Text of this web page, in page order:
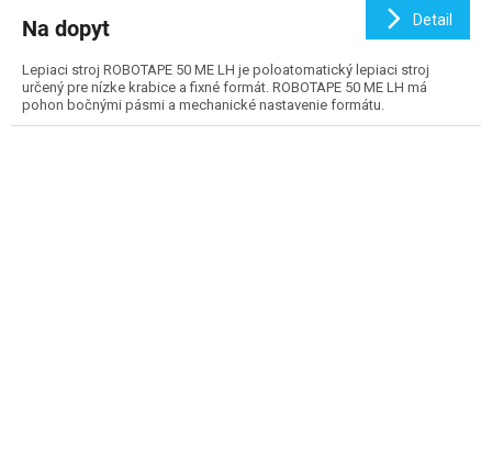
Na dopyt Detail
Lepiaci stroj ROBOTAPE 50 ME LH je poloatomatický lepiaci stroj
určený pre nízke krabice a fixné formát. ROBOTAPE 50 ME LH má
pohon bočnými pásmi a mechanické nastavenie formátu.